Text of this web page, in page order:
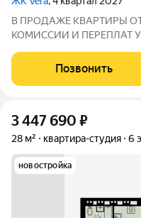
В ПРОДАЖЕ КВАРТИРЫ
КОМИССИИ И ПЕРЕПЛАТ УСПЕЙТЕ ЗАБРОНИРОВАТЬ
4,6% НА ВЕСЬ СРОК
ИПОТЕКИ БРОНИРОВАНИЕ
Позвонить
3 447 690 ₽
28 м² квартира-студия 6
новостройка